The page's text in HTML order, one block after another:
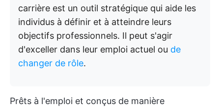
carrière est un outil stratégique qui aide les
individus à définir et à atteindre leurs
objectifs professionnels. Il peut s'agir
d'exceller dans leur emploi actuel ou de
changer de rôle.
Prêts à l'emploi et conçus de manière